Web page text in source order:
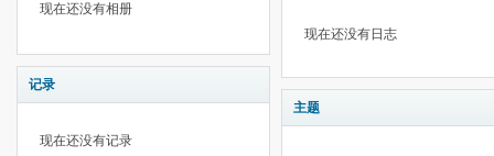
现在还没有相册
记录
现在还没有记录
现在还没有日志
主题